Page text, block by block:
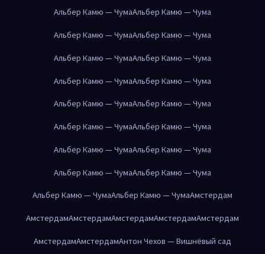
Альбер Камю — ЧумаАльбер Камю — Чума
Альбер Камю — ЧумаАльбер Камю — Чума
Альбер Камю — ЧумаАльбер Камю — Чума
Альбер Камю — ЧумаАльбер Камю — Чума
Альбер Камю — ЧумаАльбер Камю — Чума
Альбер Камю — ЧумаАльбер Камю — Чума
Альбер Камю — ЧумаАльбер Камю — Чума
Альбер Камю — ЧумаАльбер Камю — Чума
Альбер Камю — ЧумаАльбер Камю — ЧумаАмстердам
АмстердамАмстердамАмстердамАмстердамАмстердам
АмстердамАмстердамАнтон Чехов — Вишнёвый сад